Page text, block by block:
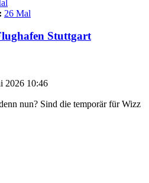
26 Mal
Stuttgart
2026 10:46
nun? Sind die temporär für Wizz